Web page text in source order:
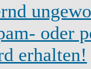
oder
erhalten!